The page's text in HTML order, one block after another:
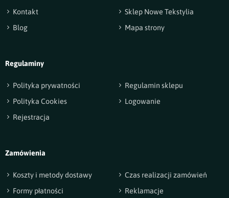
Kontakt
Sklep Nowe Tekstylia
Blog
Mapa strony
Regulaminy
Polityka prywatności
Regulamin sklepu
Polityka Cookies
Logowanie
Rejestracja
Zamówienia
Koszty i metody dostawy
Czas realizacji zamówień
Formy płatności
Reklamacje